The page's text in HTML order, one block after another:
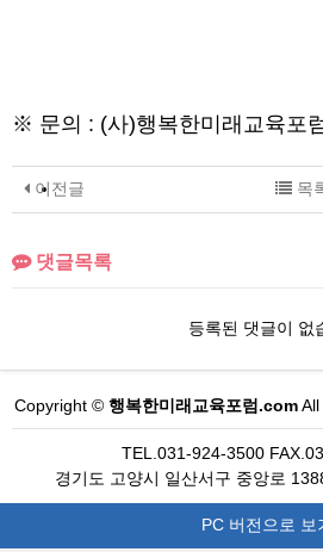
※ 문의 : (사)행복한미래교육포
이전글 목
댓글목록
등록된 댓글이 없
Copyright © 행복한미래교육포럼.comAll
TEL.031-924-3500
경기도 고양시 일산서구 중앙로
PC 버전으로 보